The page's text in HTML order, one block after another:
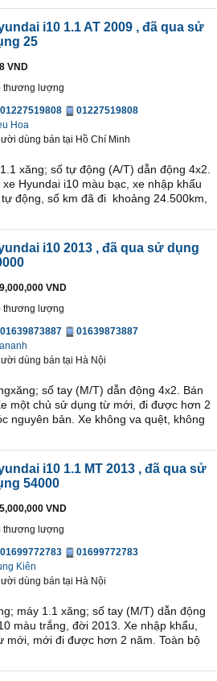
i10 1.1 AT 2009 , đã qua sử
25
VND
thương lượng
01227519808
01227519808
Hoa
dùng bán tại Hồ Chí Minh
xăng; số tự động (A/T) dẫn động 4x2.
Hyundai i10 màu bạc, xe nhập khẩu
động, số km đã đi khoảng 24.500km,
i10 2013 , đã qua sử dụng
VND
thương lượng
01639873887
01639873887
dùng bán tại Hà Nội
số tay (M/T) dẫn động 4x2. Bán
một chủ sử dụng từ mới, đi được hơn 2
nguyên bản. Xe không va quệt, không
i10 1.1 MT 2013 , đã qua sử
54000
VND
thương lượng
01699772783
01699772783
Kiên
dùng bán tại Hà Nội
máy 1.1 xăng; số tay (M/T) dẫn động
màu trắng, đời 2013. Xe nhập khẩu,
mới, mới đi được hơn 2 năm. Toàn bộ